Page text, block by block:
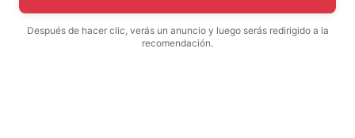
Después de hacer clic, verás un anuncio y luego serás redirigido a la
recomendación.